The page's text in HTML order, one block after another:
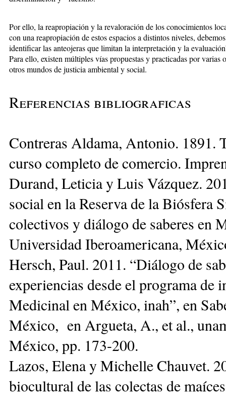
Por ello, la reapropiación y la revaloración de los conocimientos
con una reapropiación de estos espacios a distintos niveles,
identificar las anteojeras que limitan la interpretación y la
Para ello, existen múltiples vías propuestas y practicadas por
otros mundos de justicia ambiental y social.
Referencias bibliograficas
Contreras Aldama, Antonio. 1891.
curso completo de comercio.
Durand, Leticia y Luis Vázquez.
social en la Reserva de la Biósfera
colectivos y diálogo de saberes en
Universidad Iberoamericana,
Hersch, Paul. 2011. “Diálogo de
experiencias desde el programa de
Medicinal en México, inah”, en
México, en Argueta, A., et al.,
México, pp. 173-200.
Lazos, Elena y Michelle Chauvet.
biocultural de las colectas de